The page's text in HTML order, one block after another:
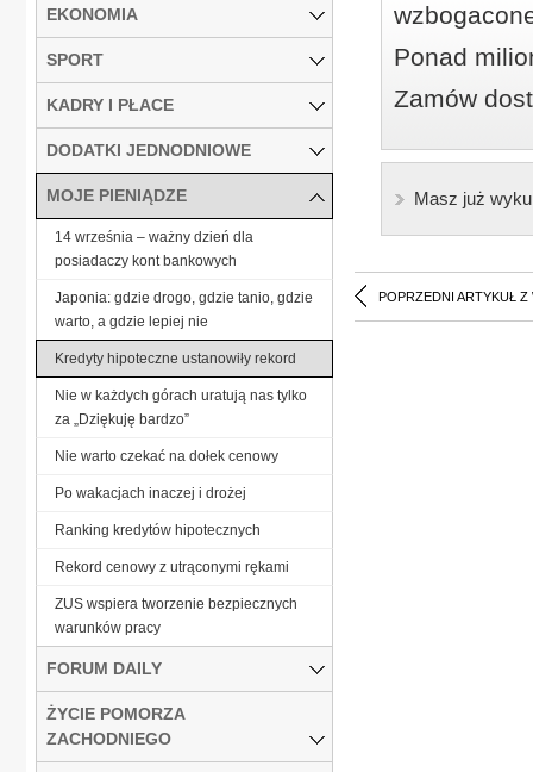
Ponad
Zamów
Masz już
POPRZEDNI ARTYKUŁ Z
EKONOMIA
SPORT
KADRY I PŁACE
DODATKI JEDNODNIOWE
MOJE PIENIĄDZE
14 września – ważny dzień dla
posiadaczy kont bankowych
Japonia: gdzie drogo, gdzie tanio, gdzie
warto, a gdzie lepiej nie
Kredyty hipoteczne ustanowiły rekord
Nie w każdych górach uratują nas tylko
za „Dziękuję bardzo”
Nie warto czekać na dołek cenowy
Po wakacjach inaczej i drożej
Ranking kredytów hipotecznych
Rekord cenowy z utrąconymi rękami
ZUS wspiera tworzenie bezpiecznych
warunków pracy
FORUM DAILY
ŻYCIE POMORZA
ZACHODNIEGO